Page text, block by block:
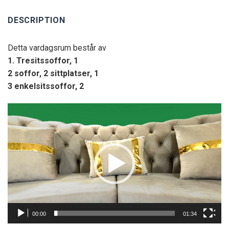
DESCRIPTION
Detta vardagsrum består av
1. Tresitssoffor, 1
2 soffor, 2 sittplatser, 1
3 enkelsitssoffor, 2
Player
00:00 01:34